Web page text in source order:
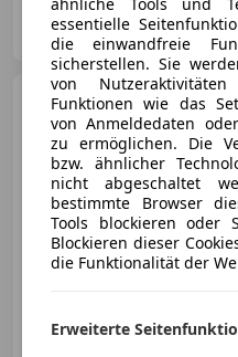
ecarso GmbH
AT-1160 Wien
essentielle
die einwandfreie
sicherstellen. Sie
von
Funktionen wie das
von Anmeldedaten
zu ermöglichen. Die
bzw. ähnlicher
nicht abgeschaltet
bestimmte Browser
Tools blockieren oder
Blockieren dieser
die Funktionalität der
Erweiterte